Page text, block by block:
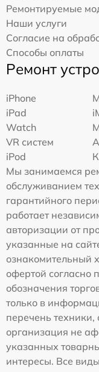
Ремонтируемые
Наши услуги
Согласие на
Способы оплаты
Ремонт
iPhone
iPad
Watch
VR систем
iPod
Мы занимаемся
обслуживанием
гарантийного
работает
авторизации от
указанные на
ознакомительный
офертой согласно
обозначения
только в
перечень
организация не
указанных
интересы. Все